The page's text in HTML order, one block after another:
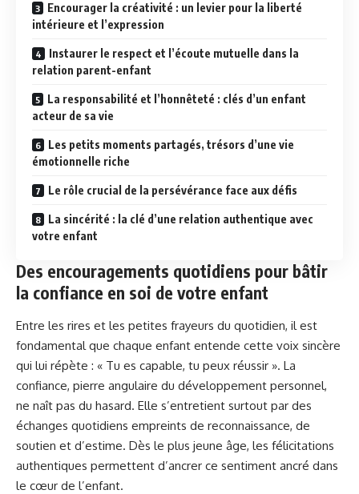
Encourager la créativité : un levier pour la liberté
intérieure et l’expression
Instaurer le respect et l’écoute mutuelle dans la
relation parent-enfant
La responsabilité et l’honnêteté : clés d’un enfant
acteur de sa vie
Les petits moments partagés, trésors d’une vie
émotionnelle riche
Le rôle crucial de la persévérance face aux défis
La sincérité : la clé d’une relation authentique avec
votre enfant
Des encouragements quotidiens pour bâtir
la confiance en soi de votre enfant
Entre les rires et les petites frayeurs du quotidien, il est
fondamental que chaque enfant entende cette voix sincère
qui lui répète : « Tu es capable, tu peux réussir ». La
confiance, pierre angulaire du développement personnel,
ne naît pas du hasard. Elle s’entretient surtout par des
échanges quotidiens empreints de reconnaissance, de
soutien et d’estime. Dès le plus jeune âge, les félicitations
authentiques permettent d’ancrer ce sentiment ancré dans
le cœur de l’enfant.